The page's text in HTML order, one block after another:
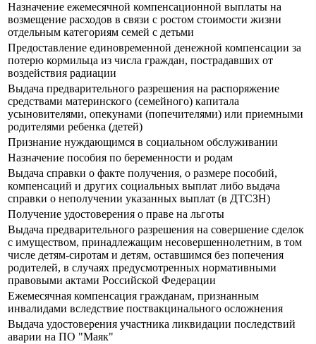
Назначение ежемесячной компенсационной выплаты на
возмещение расходов в связи с ростом стоимости жизни
отдельным категориям семей с детьми
Предоставление единовременной денежной компенсации за
потерю кормильца из числа граждан, пострадавших от
воздействия радиации
Выдача предварительного разрешения на распоряжение
средствами материнского (семейного) капитала
усыновителями, опекунами (попечителями) или приемными
родителями ребенка (детей)
Признание нуждающимся в социальном обслуживании
Назначение пособия по беременности и родам
Выдача справки о факте получения, о размере пособий,
компенсаций и других социальных выплат либо выдача
справки о неполучении указанных выплат (в ДТСЗН)
Получение удостоверения о праве на льготы
Выдача предварительного разрешения на совершение сделок
с имуществом, принадлежащим несовершеннолетним, в том
числе детям-сиротам и детям, оставшимся без попечения
родителей, в случаях предусмотренных нормативными
правовыми актами Российской Федерации
Ежемесячная компенсация гражданам, признанным
инвалидами вследствие поствакцинального осложнения
Выдача удостоверения участника ликвидации последствий
аварии на ПО "Маяк"